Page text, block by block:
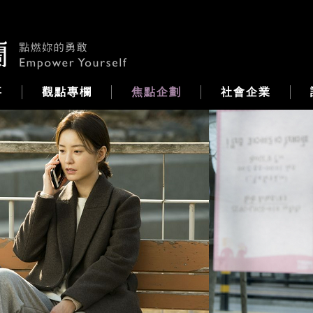
觀點專欄 焦點企劃 社會企業